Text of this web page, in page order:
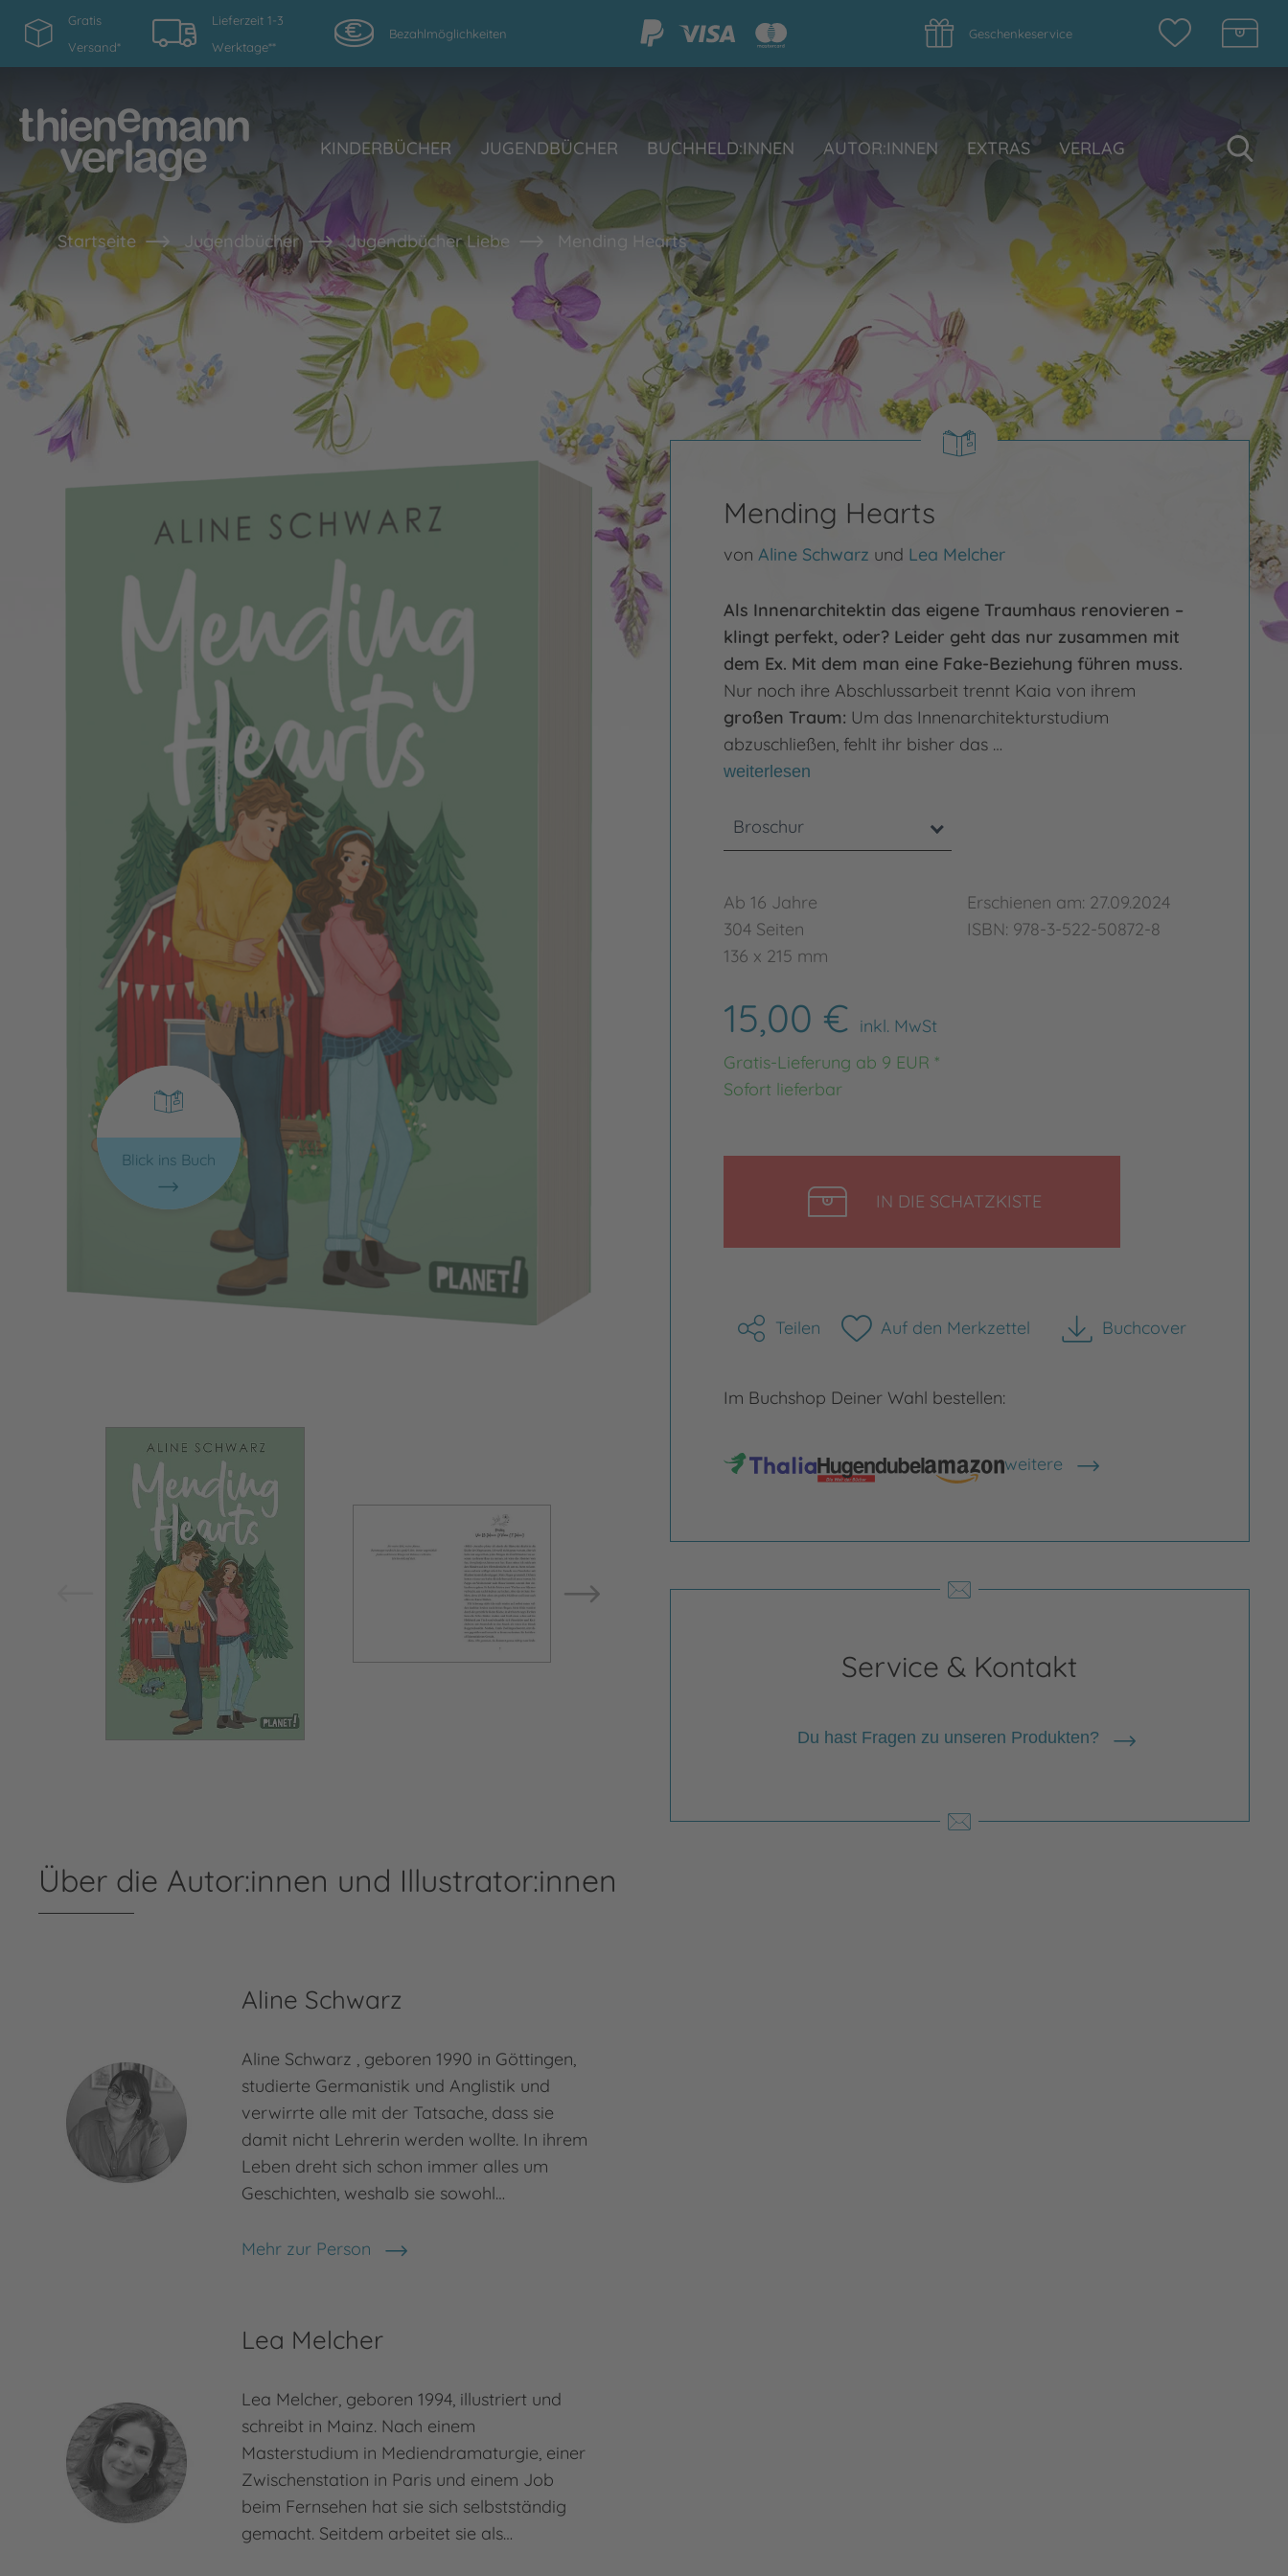
Gratis
Versand*
Lieferzeit 1-3
Werktage**
Bezahlmöglichkeiten Geschenkeservice
KINDERBÜCHER JUGENDBÜCHER BUCHHELD:INNEN AUTOR:INNEN EXTRAS VERLAG
Startseite Jugendbücher Jugendbücher Liebe Mending Hearts
Blick ins Buch
Mending Hearts
von Aline Schwarz und Lea Melcher
Als Innenarchitektin das eigene Traumhaus renovieren –
klingt perfekt, oder? Leider geht das nur zusammen mit
dem Ex. Mit dem man eine Fake-Beziehung führen muss.
Nur noch ihre Abschlussarbeit trennt Kaia von ihrem
großen Traum: Um das Innenarchitekturstudium
abzuschließen, fehlt ihr bisher das …
weiterlesen
Broschur
Ab 16 Jahre
304 Seiten
136 x 215 mm
Erschienen am: 27.09.2024
ISBN: 978-3-522-50872-8
15,00 € inkl. MwSt
Gratis-Lieferung ab 9 EUR *
Sofort lieferbar
IN DIE SCHATZKISTE
Teilen Auf den Merkzettel Buchcover
herunterladen
Im Buchshop Deiner Wahl bestellen:
weitere
Shops anzeigen
Service & Kontakt
Du hast Fragen zu unseren Produkten?
Über die Autor:innen und Illustrator:innen
Aline Schwarz
Aline Schwarz , geboren 1990 in Göttingen,
studierte Germanistik und Anglistik und
verwirrte alle mit der Tatsache, dass sie
damit nicht Lehrerin werden wollte. In ihrem
Leben dreht sich schon immer alles um
Geschichten, weshalb sie sowohl…
Mehr zur Person
Aline Schwarz
Lea Melcher
Lea Melcher, geboren 1994, illustriert und
schreibt in Mainz. Nach einem
Masterstudium in Mediendramaturgie, einer
Zwischenstation in Paris und einem Job
beim Fernsehen hat sie sich selbstständig
gemacht. Seitdem arbeitet sie als…